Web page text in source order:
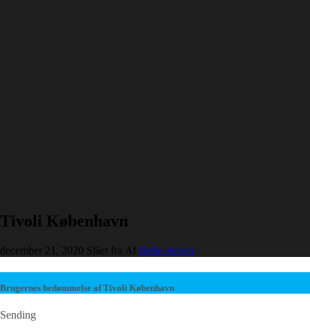
Tivoli København
december 21, 2020 Slået fra Af Helle Jensen
Brugernes bedømmelse af Tivoli København
Sending